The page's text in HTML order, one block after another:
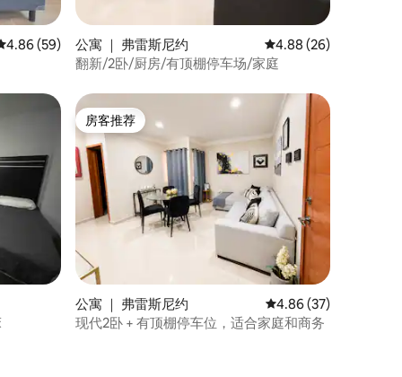
均评分 4.86 分（满分 5 分），共 59 条评价
4.86 (59) 公寓 ｜ 弗雷斯尼约 平均评分 4.88 分（满
4.88 (26)
翻新/2卧/厨房/有顶棚停车场/家庭
房客推荐
房客推荐
公寓 ｜ 弗雷斯尼约 平均评分 4.86 分（满
4.86 (37)
现代2卧 + 有顶棚停车位，适合家庭和商务